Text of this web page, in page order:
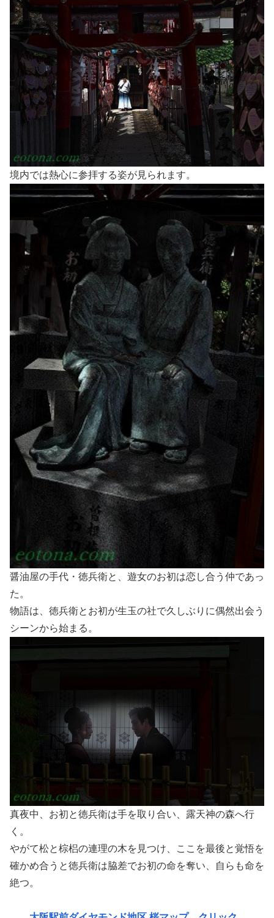
境内では熱心に参拝する姿が見られます。
醤油屋の手代・徳兵衛と、遊女のお初は恋し合う仲であっ
た。
物語は、徳兵衛とお初が生玉の社で久しぶりに偶然出会う
シーンから始まる。
真夜中、お初と徳兵衛は手を取り合い、露天神の森へ行
く。
やがて松と棕梠の連理の木を見つけ、ここを最後と覚悟を
確かめ合うと徳兵衛は脇差でお初の命を奪い、自らも命を
絶つ。